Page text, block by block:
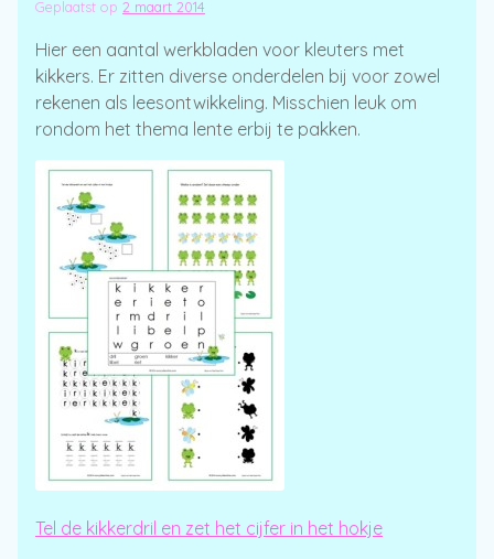
Geplaatst op 2 maart 2014
Hier een aantal werkbladen voor kleuters met
kikkers. Er zitten diverse onderdelen bij voor zowel
rekenen als leesontwikkeling. Misschien leuk om
rondom het thema lente erbij te pakken.
Tel de kikkerdril en zet het cijfer in het hokje